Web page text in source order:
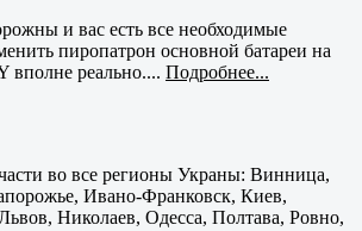
и вас есть все необходимые
пиропатрон основной батареи на
вполне реально.... Подробнее...
во все регионы Украны: Винница,
Ивано-Франковск, Киев,
Николаев, Одесса, Полтава, Ровно,